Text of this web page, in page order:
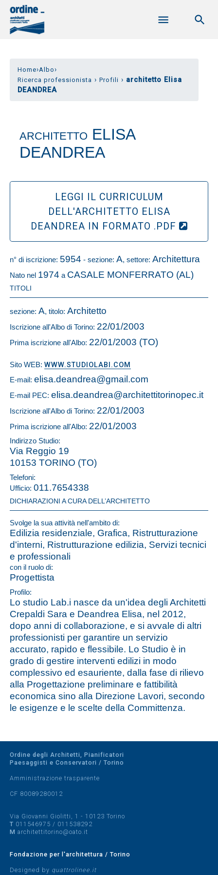
Home›Albo›
Ricerca professionista › Profili › architetto Elisa
DEANDREA
ARCHITETTO ELISA
DEANDREA
LEGGI IL CURRICULUM
DELL'ARCHITETTO ELISA
DEANDREA IN FORMATO .PDF
n° di iscrizione: 5954 - sezione: A, settore: Architettura
Nato nel 1974 a CASALE MONFERRATO (AL)
TITOLI
sezione: A, titolo: Architetto
Iscrizione all'Albo di Torino: 22/01/2003
Prima iscrizione all'Albo: 22/01/2003 (TO)
Sito WEB: WWW.STUDIOLABI.COM
E-mail: elisa.deandrea@gmail.com
E-mail PEC: elisa.deandrea@architettitorinopec.it
Iscrizione all'Albo di Torino: 22/01/2003
Prima iscrizione all'Albo: 22/01/2003
Indirizzo Studio:
Via Reggio 19
10153 TORINO (TO)
Telefoni:
Ufficio: 011.7654338
DICHIARAZIONI A CURA DELL’ARCHITETTO
Svolge la sua attività nell'ambito di:
Edilizia residenziale, Grafica, Ristrutturazione
d'interni, Ristrutturazione edilizia, Servizi tecnici
e professionali
con il ruolo di:
Progettista
Profilo:
Lo studio Lab.i nasce da un'idea degli Architetti
Crepaldi Sara e Deandrea Elisa, nel 2012,
dopo anni di collaborazione, e si avvale di altri
professionisti per garantire un servizio
accurato, rapido e flessibile. Lo Studio è in
grado di gestire interventi edilizi in modo
complessivo ed esauriente, dalla fase di rilievo
alla Progettazione preliminare e fattibilità
economica sino alla Direzione Lavori, secondo
le esigenze e le scelte della Committenza.
Ordine degli Architetti, Pianificatori
Paesaggisti e Conservatori / Torino
Amministrazione trasparente
CF 80089280012
Via Giovanni Giolitti, 1 - 10123 Torino
T 011546975 / 011538292
M architettitorino@oato.it
Fondazione per l'architettura / Torino
Designed by quattrolinee.it